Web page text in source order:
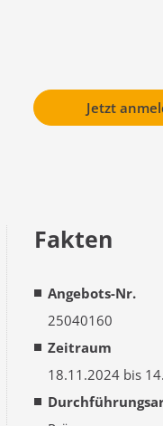
Jetzt
Fakten
Angebots-Nr.
25040160
Zeitraum
18.11.2024 bis